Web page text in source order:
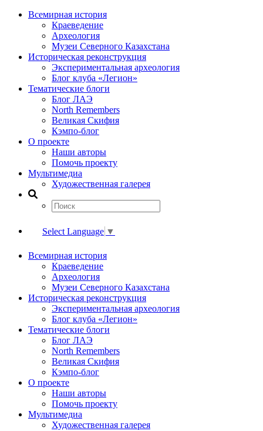
Всемирная история
Краеведение
Археология
Музеи Северного Казахстана
Историческая реконструкция
Экспериментальная археология
Блог клуба «Легион»
Тематические блоги
Блог ЛАЭ
North Remembers
Великая Скифия
Кэмпо-блог
О проекте
Наши авторы
Помочь проекту
Мультимедиа
Художественная галерея
Select Language ▼
Всемирная история
Краеведение
Археология
Музеи Северного Казахстана
Историческая реконструкция
Экспериментальная археология
Блог клуба «Легион»
Тематические блоги
Блог ЛАЭ
North Remembers
Великая Скифия
Кэмпо-блог
О проекте
Наши авторы
Помочь проекту
Мультимедиа
Художественная галерея